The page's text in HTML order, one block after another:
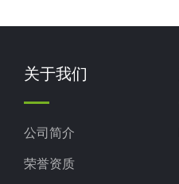
关于我们
公司简介
荣誉资质